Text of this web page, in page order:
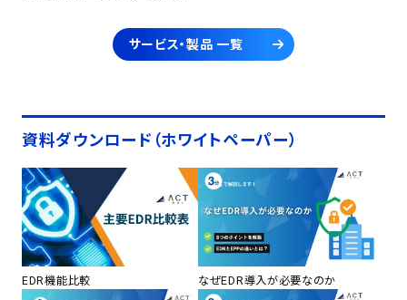
サービス・製品 一覧
資料ダウンロード（ホワイトペーパー）
EDR機能比較 なぜEDR導入が必要なのか